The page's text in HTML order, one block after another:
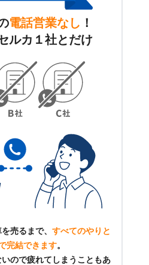
電話営業なし ！
ルカ１社とだけ
売るまで、 すべてのやりと
完結できます。
ので疲れてしまうこともあ